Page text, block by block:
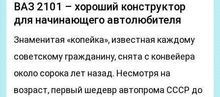
ВАЗ 2101 – хороший конструктор
для начинающего автолюбителя
Знаменитая «копейка», известная каждому
советскому гражданину, снята с конвейера
около сорока лет назад. Несмотря на
возраст, первый шедевр автопрома СССР до